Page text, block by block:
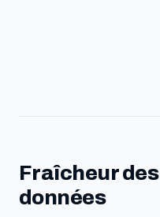
Fraîcheur des
données